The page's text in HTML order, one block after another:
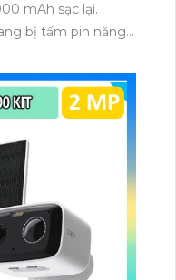
mAh sạc lại.
bị tấm pin năng
microSD tối đa 512